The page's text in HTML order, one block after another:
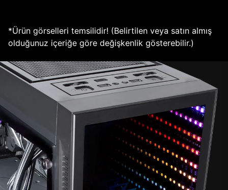
*Ürün görselleri temsilidir! (Belirtilen veya satın almış
olduğunuz içeriğe göre değişkenlik gösterebilir.)